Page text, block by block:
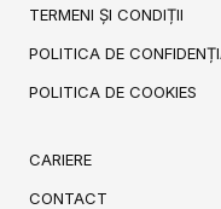
TERMENI ȘI CONDIȚII
POLITICA DE
POLITICA DE COOKIES
CARIERE
CONTACT